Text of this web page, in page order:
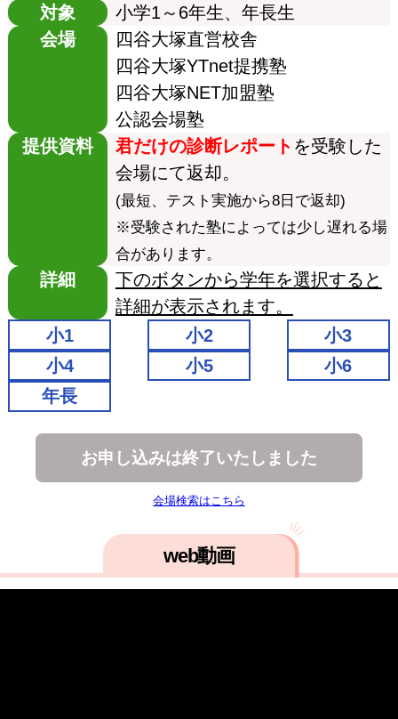
対象
小学1～6年生、年長生
会場
四谷大塚直営校舎
四谷大塚YTnet提携塾
四谷大塚NET加盟塾
公認会場塾
提供資料
君だけの診断レポート を受験した
会場にて返却。
(最短、テスト実施から8日で返却)
※受験された塾によっては少し遅れる場
合があります。
詳細
下のボタンから学年を選択すると
詳細が表示されます。
小1
小2
小3
小4
小5
小6
年長
お申し込みは終了いたしました
会場検索はこちら
web動画